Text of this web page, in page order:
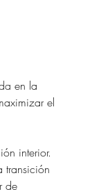
en la
el
interior.
transición
de